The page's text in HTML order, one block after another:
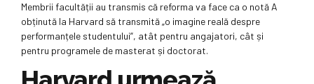
Membrii facultății au transmis că reforma va face ca o notă A
obținută la Harvard să transmită „o imagine reală despre
performanțele studentului”, atât pentru angajatori, cât și
pentru programele de masterat și doctorat.